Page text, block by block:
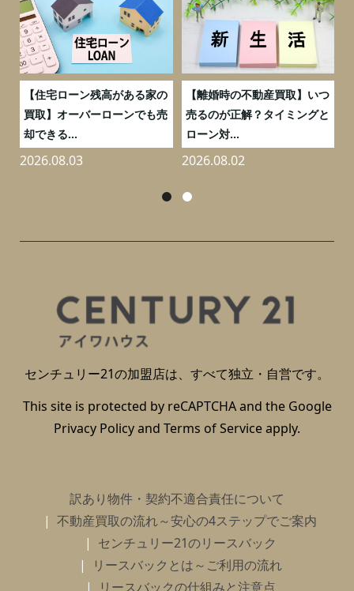
【住宅ローン残高がある家の
買取】オーバーローンでも売
却できる...
2026.08.03
【離婚時の不動産買取】いつ
売るのが正解？タイミングと
ローン対...
2026.08.02
センチュリー21の加盟店は、すべて独立・自営です。
This site is protected by reCAPTCHA and the Google
Privacy Policyand Terms of Serviceapply.
訳あり物件・契約不適合責任について
不動産買取の流れ～安心の4ステップでご案内
センチュリー21のリースバック
リースバックとは～ご利用の流れ
リースバックの仕組みと注意点